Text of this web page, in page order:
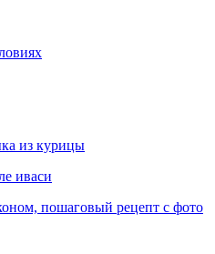
из курицы
иваси
пошаговый рецепт с фото